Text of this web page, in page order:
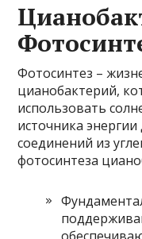
Фотосинтез –
цианобактерий,
использовать
источника энергии
соединений из
фотосинтеза